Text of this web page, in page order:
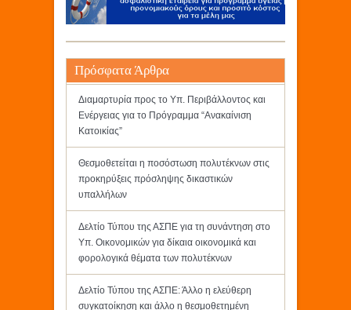
Πρόσφατα Άρθρα
Διαμαρτυρία προς το Υπ. Περιβάλλοντος και
Ενέργειας για το Πρόγραμμα “Ανακαίνιση
Κατοικίας”
Θεσμοθετείται η ποσόστωση πολυτέκνων στις
προκηρύξεις πρόσληψης δικαστικών
υπαλλήλων
Δελτίο Τύπου της ΑΣΠΕ για τη συνάντηση στο
Υπ. Οικονομικών για δίκαια οικονομικά και
φορολογικά θέματα των πολυτέκνων
Δελτίο Τύπου της ΑΣΠΕ: Άλλο η ελεύθερη
συγκατοίκηση και άλλο η θεσμοθετημένη